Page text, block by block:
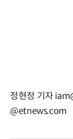
정현정 기자
@etnews.com